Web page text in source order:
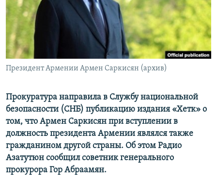
Հայերեն
English
Русский
Все сайты Радио Азатутюн
Президент Армении Армен Саркисян (архив)
Прокуратура направила в Службу национальной
безопасности (СНБ) публикацию издания «Хетк» о
том, что Армен Саркисян при вступлении в
должность президента Армении являлся также
гражданином другой страны. Об этом Радио
Азатутюн сообщил советник генерального
прокурора Гор Абраамян.